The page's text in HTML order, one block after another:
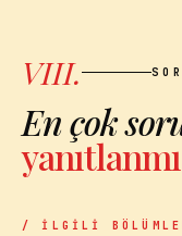
VIII.
En çok
/ İLGILI